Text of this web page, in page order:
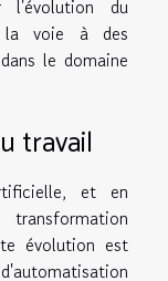
l'évolution du
la voie à des
le domaine
travail
et en
évolution est